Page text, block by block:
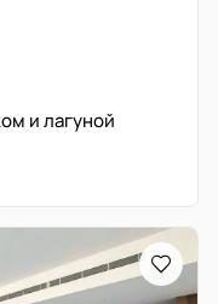
и лагуной